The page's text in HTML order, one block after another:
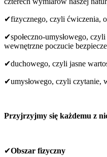
✔fizycznego, czyli ćwiczenia,
✔społeczno-umysłowego,
wewnętrzne poczucie
✔duchowego, czyli jasne
✔umysłowego, czyli czytanie,
Przyjrzyjmy się każdemu z
✔Obszar fizyczny